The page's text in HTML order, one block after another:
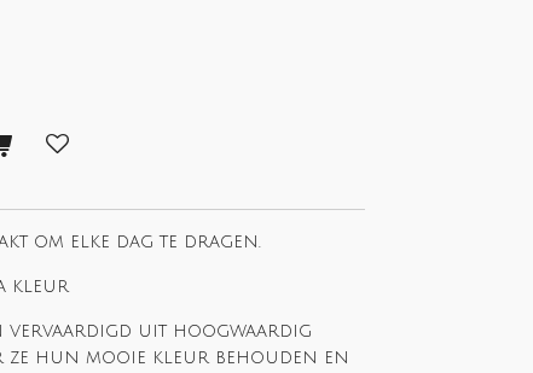
om elke dag te dragen.
kleur
vervaardigd uit hoogwaardig
hun mooie kleur behouden en